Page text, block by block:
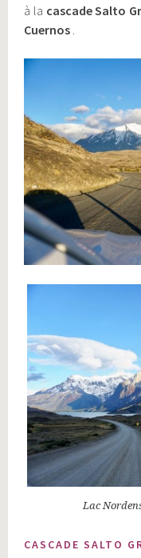
à la cascade Salto
Cuernos
Lac
CASCADE SALTO